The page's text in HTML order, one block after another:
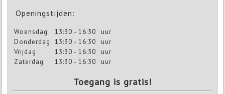
Openingstijden:
Woensdag 13:30 - 16:30
uur
Donderdag
13:30 - 16:30
uur
Vrijdag
13:30 - 16:30
uur
Zaterdag
13:30 - 16:30 uur
Toegang is gratis!